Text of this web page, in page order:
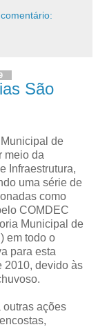
São
de
meio da
Infraestrutura,
uma série de
como
COMDEC
Municipal de
em todo o
para esta
2010, devido às
outras ações